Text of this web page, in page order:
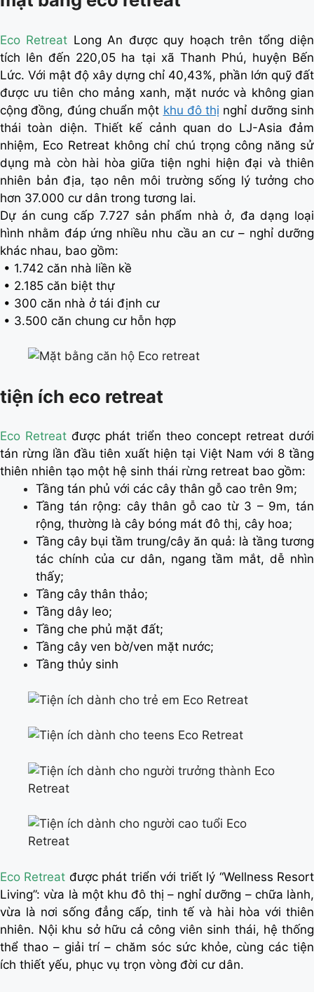
Eco Retreat Long An được quy hoạch trên tổng diện
tích lên đến 220,05 ha tại xã Thanh Phú, huyện Bến
Lức. Với mật độ xây dựng chỉ 40,43%, phần lớn quỹ đất
được ưu tiên cho mảng xanh, mặt nước và không gian
cộng đồng, đúng chuẩn một khu đô thị nghỉ dưỡng sinh
thái toàn diện. Thiết kế cảnh quan do LJ-Asia đảm
nhiệm, Eco Retreat không chỉ chú trọng công năng sử
dụng mà còn hài hòa giữa tiện nghi hiện đại và thiên
nhiên bản địa, tạo nên môi trường sống lý tưởng cho
hơn 37.000 cư dân trong tương lai.
Dự án cung cấp 7.727 sản phẩm nhà ở, đa dạng loại
hình nhằm đáp ứng nhiều nhu cầu an cư – nghỉ dưỡng
khác nhau, bao gồm:
• 1.742 căn nhà liền kề
• 2.185 căn biệt thự
• 300 căn nhà ở tái định cư
• 3.500 căn chung cư hỗn hợp
tiện ích eco retreat
Eco Retreat được phát triển theo concept retreat dưới
tán rừng lần đầu tiên xuất hiện tại Việt Nam với 8 tầng
thiên nhiên tạo một hệ sinh thái rừng retreat bao gồm:
Tầng tán phủ với các cây thân gỗ cao trên 9m;
Tầng tán rộng: cây thân gỗ cao từ 3 – 9m, tán
rộng, thường là cây bóng mát đô thị, cây hoa;
Tầng cây bụi tầm trung/cây ăn quả: là tầng tương
tác chính của cư dân, ngang tầm mắt, dễ nhìn
thấy;
Tầng cây thân thảo;
Tầng dây leo;
Tầng che phủ mặt đất;
Tầng cây ven bờ/ven mặt nước;
Tầng thủy sinh
Eco Retreat được phát triển với triết lý “Wellness Resort
Living”: vừa là một khu đô thị – nghỉ dưỡng – chữa lành,
vừa là nơi sống đẳng cấp, tinh tế và hài hòa với thiên
nhiên. Nội khu sở hữu cả công viên sinh thái, hệ thống
thể thao – giải trí – chăm sóc sức khỏe, cùng các tiện
ích thiết yếu, phục vụ trọn vòng đời cư dân.